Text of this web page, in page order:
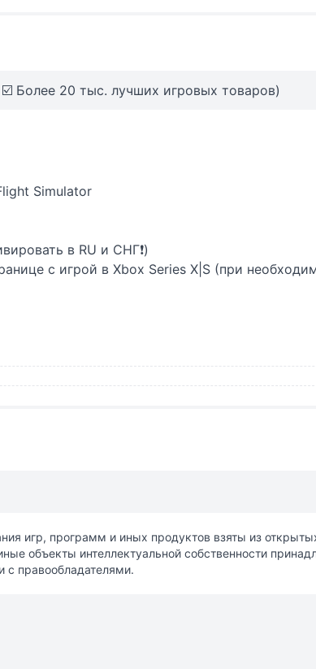
☑️ Более 20 тыс. лучших игровых товаров)
Simulator
в RU и СНГ❗️)
с игрой в Xbox Series X|S (при
игр, программ и иных продуктов взяты из
объекты интеллектуальной собственности
с правообладателями.